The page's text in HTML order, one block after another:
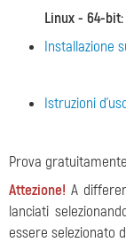
Linux - 64-bit:
Installazione
Istruzioni
Prova
Attezione! A
lanciati
essere selezionato